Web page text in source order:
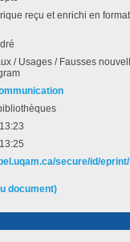
reçu et enrichi en
/ Usages / Fausses
secure/id/
document)